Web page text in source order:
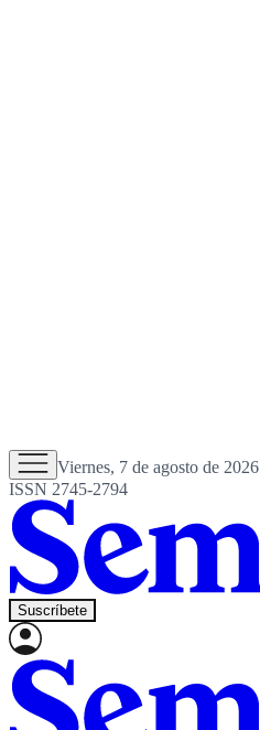
Viernes, 7 de agosto de 2026
ISSN 2745-2794
Suscríbete